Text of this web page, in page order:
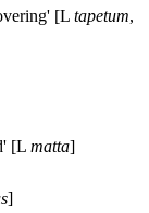
[L tapetum,
[L matta]
]